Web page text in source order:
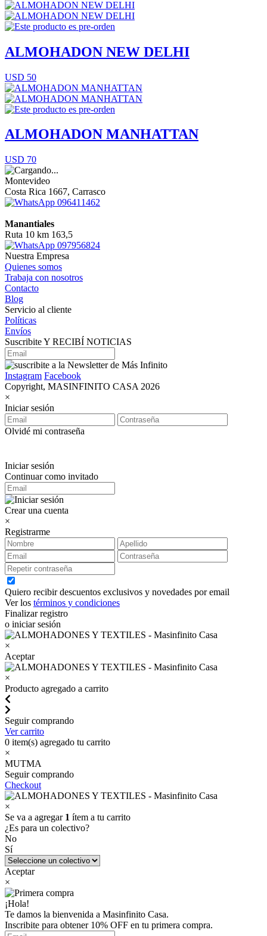
ALMOHADON NEW DELHI
USD 50
ALMOHADON MANHATTAN
USD 70
Montevideo
Costa Rica 1667, Carrasco
096411462
Manantiales
Ruta 10 km 163,5
097956824
Nuestra Empresa
Quienes somos
Trabaja con nosotros
Contacto
Blog
Servicio al cliente
Políticas
Envíos
Suscribite Y RECIBÍ NOTICIAS
Instagram Facebook
Copyright, MASINFINITO CASA 2026
×
Iniciar sesión
Olvidé mi contraseña
Iniciar sesión
Continuar como invitado
Crear una cuenta
×
Registrarme
Quiero recibir descuentos exclusivos y novedades por email
Ver los términos y condiciones
Finalizar registro
o iniciar sesión
×
Aceptar
×
Producto agregado a carrito
Seguir comprando
Ver carrito
0 item(s) agregado tu carrito
×
MUTMA
Seguir comprando
Checkout
×
Se va a agregar 1 ítem a tu carrito
¿Es para un colectivo?
No
Sí
Aceptar
×
¡Hola!
Te damos la bienvenida a Masinfinito Casa.
Inscribite para obtener 10% OFF en tu primera compra.